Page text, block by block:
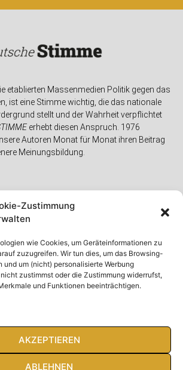
Zustimmung
wie Cookies, um Geräteinformationen zu
zuzugreifen. Wir tun dies, um das Browsing-
und um (nicht) personalisierte Werbung
zustimmst oder die Zustimmung widerrufst,
und Funktionen beeinträchtigen.
AKZEPTIEREN
ABLEHNEN
etablierten Massenmedien Politik gegen das
ist eine Stimme wichtig, die das nationale
stellt und der Wahrheit verpflichtet
erhebt diesen Anspruch. 1976
Autoren Monat für Monat ihren Beitrag
Meinungsbildung.
Rubriken
Deutschland
Ausland
Feuilleton
Rechtliches
Rechtliche Hinweise
Impressum
Datenschutzerklärung